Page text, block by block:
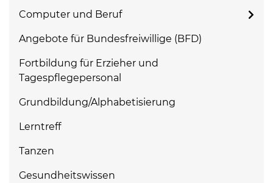
Computer und Beruf
Angebote für Bundesfreiwillige (BFD)
Fortbildung für Erzieher und
Tagespflegepersonal
Grundbildung/Alphabetisierung
Lerntreff
Tanzen
Gesundheitswissen